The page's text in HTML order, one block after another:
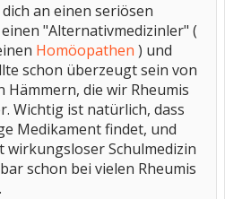
an einen seriösen
"Alternativmedizinler" (
Homöopathen ) und
schon überzeugt sein von
Hämmern, die wir Rheumis
Wichtig ist natürlich, dass
Medikament findet, und
wirkungsloser Schulmedizin
schon bei vielen Rheumis